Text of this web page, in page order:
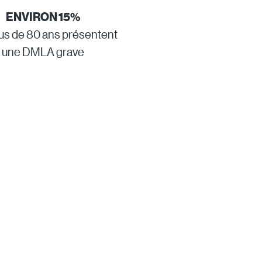
ENVIRON 15%
de 80 ans présentent
une DMLA grave